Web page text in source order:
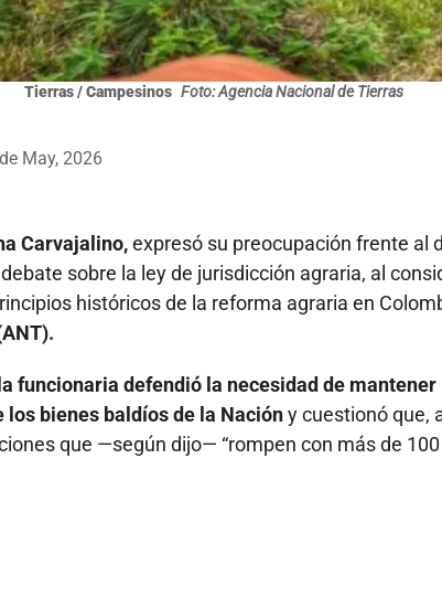
Tierras / Campesinos Foto: Agencia Nacional de Tierras
May, 2026
Carvajalino,expresó su preocupación frente al
sobre la ley de jurisdicción agraria, al
históricos de la reforma agraria en
la funcionaria defendió la necesidad de
bienes baldíos de la Nacióny cuestionó que,
que —según dijo— “rompen con más de